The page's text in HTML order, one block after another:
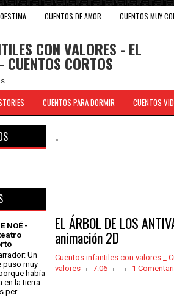
CUENTOS DE AMOR CUENTOS MUY
CON VALORES - EL
CUENTOS CORTOS
CUENTOS PARA DORMIR CUENTOS
.
EL ÁRBOL DE LOS
animación 2D
Cuentos infantiles con valores _
valores
7:06
1
...
NOÉ -
Un
puso muy
había
la tierra.